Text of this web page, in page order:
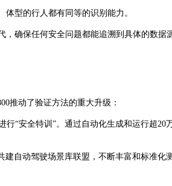
型的行人都有同等的识别能力。
确保任何安全问题都能追溯到具体的数据
推动了验证方法的重大升级：
“安全特训”。通过自动化生成和运行超
自动驾驶场景库联盟，不断丰富和标准化